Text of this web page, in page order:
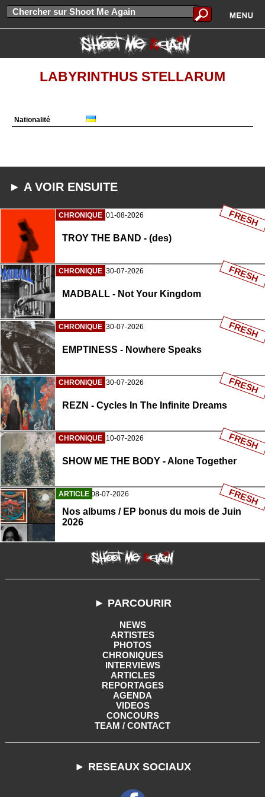
LABYRINTHUS STELLARUM
Nationalité
► A VOIR ENSUITE
CHRONIQUE 01-08-2026
TROY THE BAND - (des)
FRESH
CHRONIQUE 30-07-2026
MADBALL - Not Your Kingdom
FRESH
CHRONIQUE 30-07-2026
EMPTINESS - Nowhere Speaks
FRESH
CHRONIQUE 30-07-2026
REZN - Cycles In The Infinite Dreams
FRESH
CHRONIQUE 10-07-2026
SHOW ME THE BODY - Alone Together
FRESH
ARTICLE 08-07-2026
Nos albums / EP bonus du mois de Juin
2026
FRESH
► PARCOURIR
NEWS
ARTISTES
PHOTOS
CHRONIQUES
INTERVIEWS
ARTICLES
REPORTAGES
AGENDA
VIDEOS
CONCOURS
TEAM / CONTACT
► RESEAUX SOCIAUX